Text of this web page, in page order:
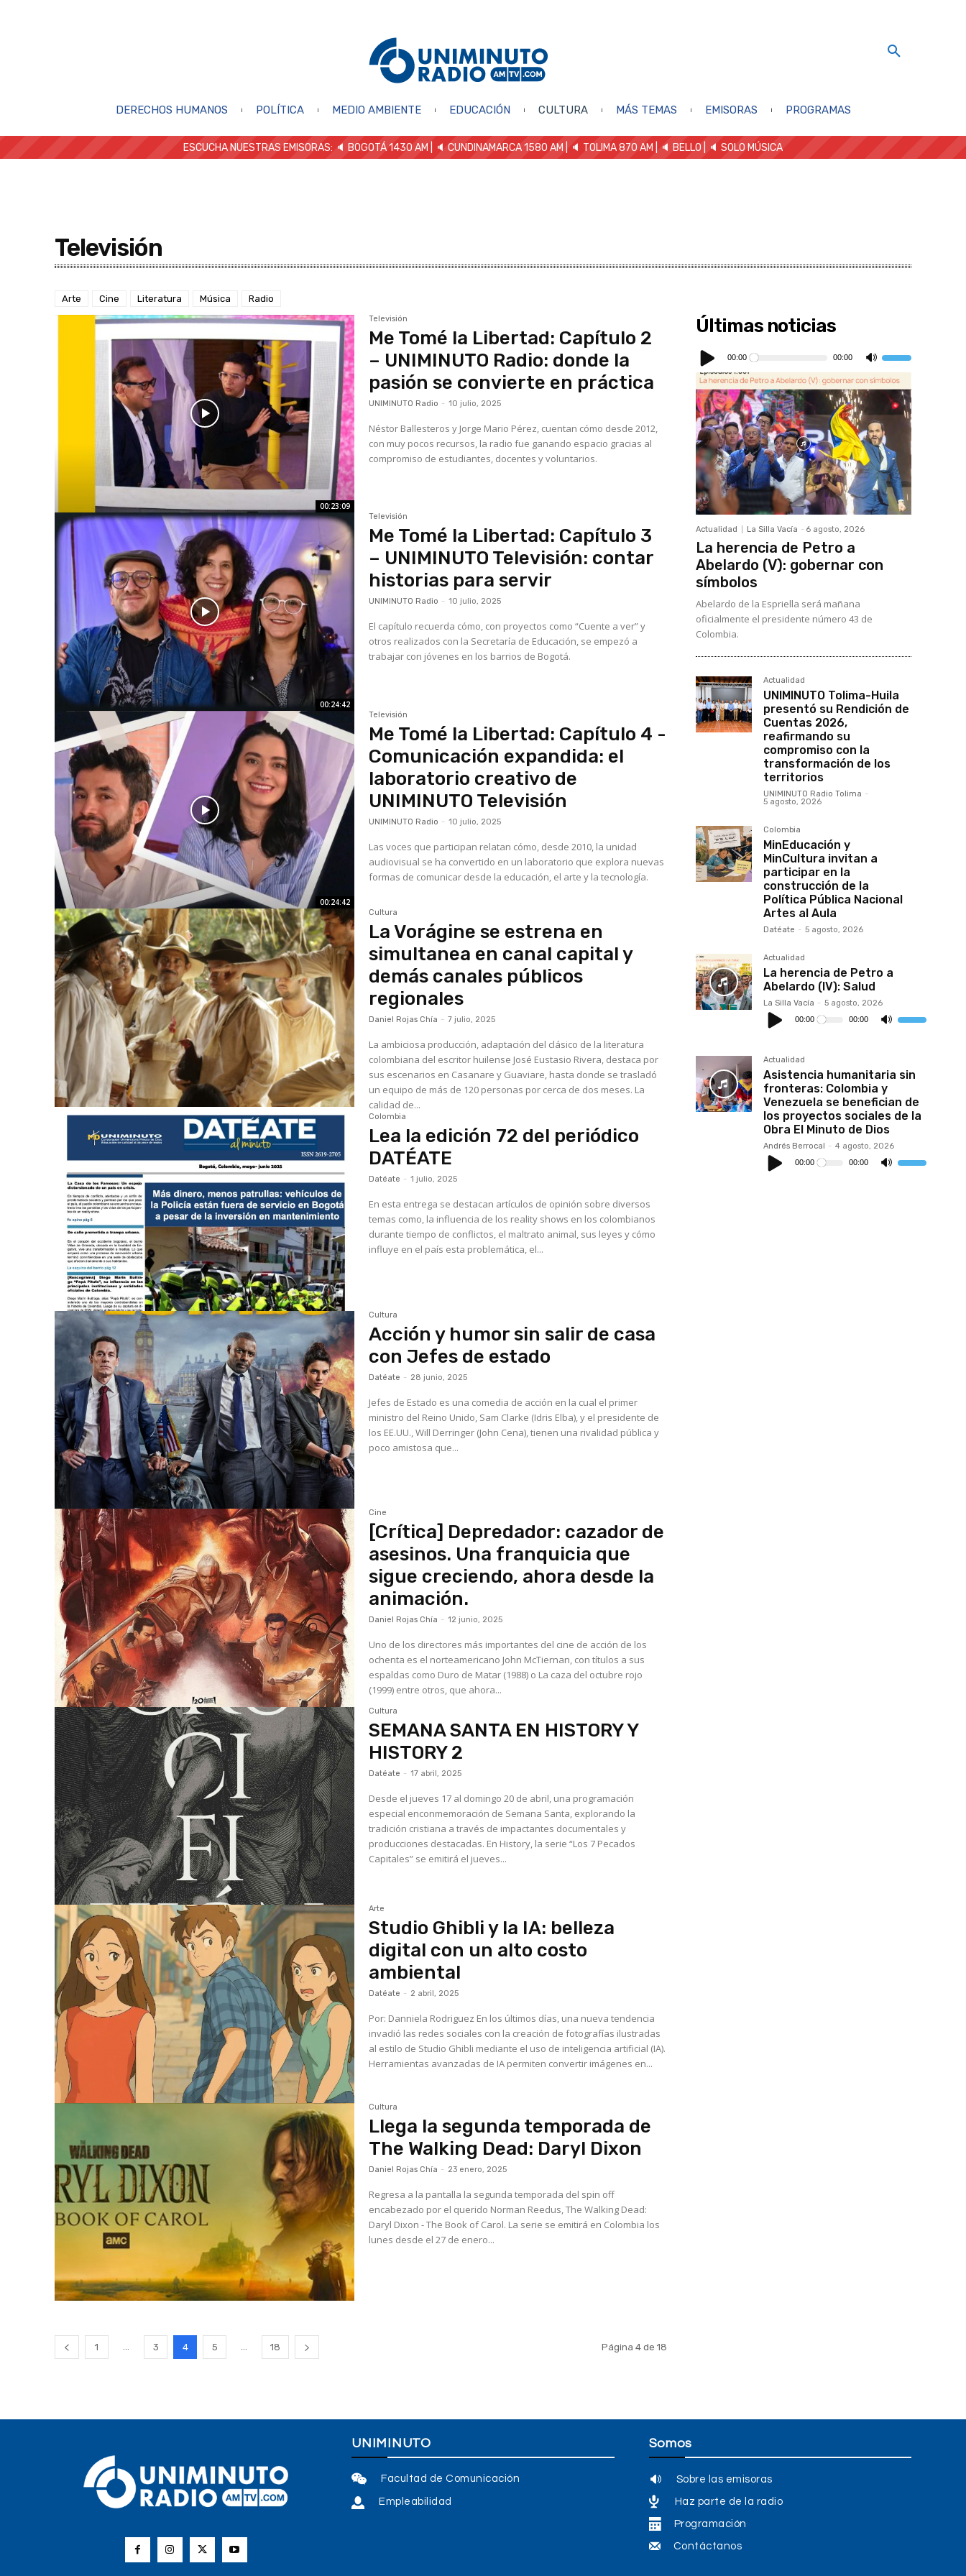
DERECHOS HUMANOS POLÍTICA MEDIO AMBIENTE EDUCACIÓN CULTURA MÁS TEMAS EMISORAS PROGRAMAS
ESCUCHA NUESTRAS EMISORAS: 🔈 BOGOTÁ 1430 AM | 🔈 CUNDINAMARCA 1580 AM | 🔈 TOLIMA 870 AM | 🔈 BELLO 🔈 SOLO MÚSICA
Televisión
Arte Cine Literatura Música Radio
00:23:09
Televisión
Me Tomé la Libertad: Capítulo 2
– UNIMINUTO Radio: donde la
pasión se convierte en práctica
UNIMINUTO Radio - 10 julio, 2025
Néstor Ballesteros y Jorge Mario Pérez, cuentan cómo desde 2012,
con muy pocos recursos, la radio fue ganando espacio gracias al
compromiso de estudiantes, docentes y voluntarios.
00:24:42
Televisión
Me Tomé la Libertad: Capítulo 3
– UNIMINUTO Televisión: contar
historias para servir
UNIMINUTO Radio - 10 julio, 2025
El capítulo recuerda cómo, con proyectos como “Cuente a ver” y
otros realizados con la Secretaría de Educación, se empezó a
trabajar con jóvenes en los barrios de Bogotá.
00:24:42
Televisión
Me Tomé la Libertad: Capítulo 4 -
Comunicación expandida: el
laboratorio creativo de
UNIMINUTO Televisión
UNIMINUTO Radio - 10 julio, 2025
Las voces que participan relatan cómo, desde 2010, la unidad
audiovisual se ha convertido en un laboratorio que explora nuevas
formas de comunicar desde la educación, el arte y la tecnología.
Cultura
La Vorágine se estrena en
simultanea en canal capital y
demás canales públicos
regionales
Daniel Rojas Chía - 7 julio, 2025
La ambiciosa producción, adaptación del clásico de la literatura
colombiana del escritor huilense José Eustasio Rivera, destaca por
sus escenarios en Casanare y Guaviare, hasta donde se trasladó
un equipo de más de 120 personas por cerca de dos meses. La
calidad de...
Colombia
Lea la edición 72 del periódico
DATÉATE
Datéate - 1 julio, 2025
En esta entrega se destacan artículos de opinión sobre diversos
temas como, la influencia de los reality shows en los colombianos
durante tiempo de conflictos, el maltrato animal, sus leyes y cómo
influye en el país esta problemática, el...
Cultura
Acción y humor sin salir de casa
con Jefes de estado
Datéate - 28 junio, 2025
Jefes de Estado es una comedia de acción en la cual el primer
ministro del Reino Unido, Sam Clarke (Idris Elba), y el presidente de
los EE.UU., Will Derringer (John Cena), tienen una rivalidad pública y
poco amistosa que...
Cine
[Crítica] Depredador: cazador de
asesinos. Una franquicia que
sigue creciendo, ahora desde la
animación.
Daniel Rojas Chía - 12 junio, 2025
Uno de los directores más importantes del cine de acción de los
ochenta es el norteamericano John McTiernan, con títulos a sus
espaldas como Duro de Matar (1988) o La caza del octubre rojo
(1999) entre otros, que ahora...
Cultura
SEMANA SANTA EN HISTORY Y
HISTORY 2
Datéate - 17 abril, 2025
Desde el jueves 17 al domingo 20 de abril, una programación
especial enconmemoración de Semana Santa, explorando la
tradición cristiana a través de impactantes documentales y
producciones destacadas. En History, la serie “Los 7 Pecados
Capitales” se emitirá el jueves...
Arte
Studio Ghibli y la IA: belleza
digital con un alto costo
ambiental
Datéate - 2 abril, 2025
Por: Danniela Rodriguez En los últimos días, una nueva tendencia
invadió las redes sociales con la creación de fotografías ilustradas
al estilo de Studio Ghibli mediante el uso de inteligencia artificial (IA).
Herramientas avanzadas de IA permiten convertir imágenes en...
Cultura
Llega la segunda temporada de
The Walking Dead: Daryl Dixon
Daniel Rojas Chía - 23 enero, 2025
Regresa a la pantalla la segunda temporada del spin off
encabezado por el querido Norman Reedus, The Walking Dead:
Daryl Dixon - The Book of Carol. La serie se emitirá en Colombia los
lunes desde el 27 de enero...
1 ... 3 4 5 ... 18 Página 4 de 18
Últimas noticias
Reproductor
de
audio
00:00 00:00
Utiliza
teclas
de
flecha
arriba/abajo
para
aumentar
o
disminuir
el
volumen.
Actualidad La Silla Vacía - 6 agosto, 2026
La herencia de Petro a
Abelardo (V): gobernar con
símbolos
Abelardo de la Espriella será mañana
oficialmente el presidente número 43 de
Colombia.
Actualidad
UNIMINUTO Tolima-Huila
presentó su Rendición de
Cuentas 2026,
reafirmando su
compromiso con la
transformación de los
territorios
UNIMINUTO Radio Tolima -
5 agosto, 2026
Colombia
MinEducación y
MinCultura invitan a
participar en la
construcción de la
Política Pública Nacional
Artes al Aula
Datéate - 5 agosto, 2026
Actualidad
La herencia de Petro a
Abelardo (IV): Salud
La Silla Vacía - 5 agosto, 2026
Reproductor
de
audio
00:00 00:00
Utiliza
para
disminuir
el
volumen.
Actualidad
Asistencia humanitaria sin
fronteras: Colombia y
Venezuela se benefician de
los proyectos sociales de la
Obra El Minuto de Dios
Andrés Berrocal - 4 agosto, 2026
Reproductor
de
audio
00:00 00:00
Utiliza
UNIMINUTO
Facultad de Comunicación
Empleabilidad
Somos
Sobre las emisoras
Haz parte de la radio
Programación
Contáctanos